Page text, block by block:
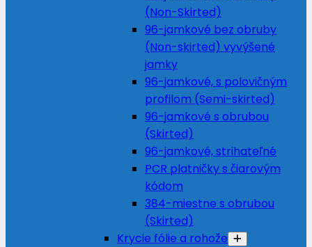
(Non-Skirted)
96-jamkové bez obruby
(Non-skirted) vyvýšené
jamky
96-jamkové, s polovičným
profilom (Semi-skirted)
96-jamkové s obrubou
(Skirted)
96-jamkové, strihateľné
PCR platničky s čiarovým
kódom
384-miestne s obrubou
(Skirted)
Krycie fólie a rohože